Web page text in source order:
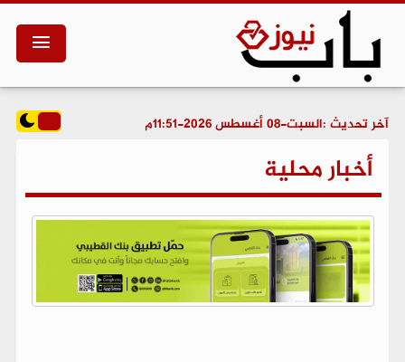
آخر تحديث :السبت-08 أغسطس 2026-11:51م
أخبار محلية